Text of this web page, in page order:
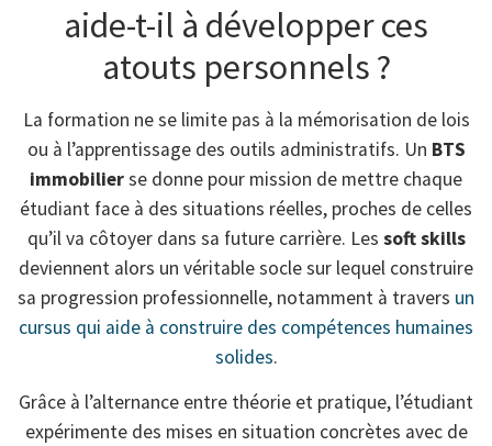
aide-t-il à développer ces
atouts personnels ?
La formation ne se limite pas à la mémorisation de lois
ou à l’apprentissage des outils administratifs. Un BTS
immobilierse donne pour mission de mettre chaque
étudiant face à des situations réelles, proches de celles
qu’il va côtoyer dans sa future carrière. Les soft skills
deviennent alors un véritable socle sur lequel construire
sa progression professionnelle, notamment à travers un
cursus qui aide à construire des compétences humaines
solides.
Grâce à l’alternance entre théorie et pratique, l’étudiant
expérimente des mises en situation concrètes avec de